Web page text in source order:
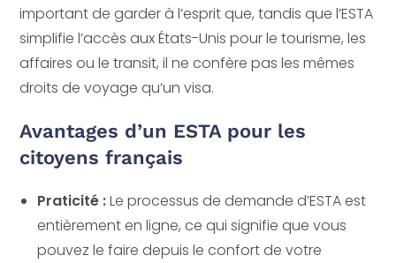
important de garder à l’esprit que, tandis que l’ESTA
simplifie l’accès aux États-Unis pour le tourisme, les
affaires ou le transit, il ne confère pas les mêmes
droits de voyage qu’un visa.
Avantages d’un ESTA pour les
citoyens français
Praticité :Le processus de demande d’ESTA est
entièrement en ligne, ce qui signifie que vous
pouvez le faire depuis le confort de votre